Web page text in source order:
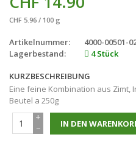
CHF 5.96 / 100 g
Artikelnummer:
4000-00501-
Lagerbestand:
4 Stück
KURZBESCHREIBUNG
Eine feine Kombination aus Zimt,
Beutel a 250g
−
+